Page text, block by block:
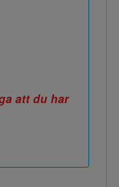
att du har